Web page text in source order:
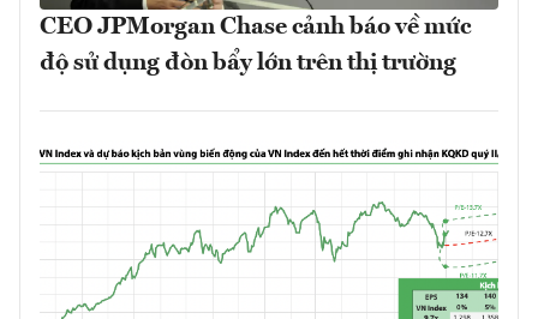
CEO JPMorgan Chase cảnh báo về mức
độ sử dụng đòn bẩy lớn trên thị trường